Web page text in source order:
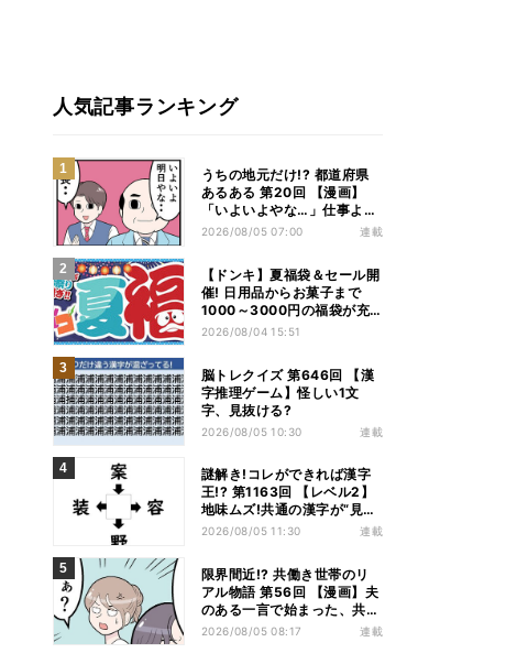
人気記事ランキング
うちの地元だけ!? 都道府県
あるある 第20回 【漫画】
「いよいよやな…」仕事より
優先は当然!? 兵庫県民の“祭
2026/08/05 07:00 連載
【ドンキ】夏福袋＆セール開
催! 日用品からお菓子まで
1000～3000円の福袋が充
実、家電やアパレルなど人気
2026/08/04 15:51
脳トレクイズ 第646回 【漢
字推理ゲーム】怪しい1文
字、見抜ける?
2026/08/05 10:30 連載
謎解き!コレができれば漢字
王!? 第1163回 【レベル2】
地味ムズ!共通の漢字が“見え
てこない”…
2026/08/05 11:30 連載
限界間近!? 共働き世帯のリ
アル物語 第56回 【漫画】夫
のある一言で始まった、共働
き夫婦の言い合い。妻も思わ
2026/08/05 08:17 連載